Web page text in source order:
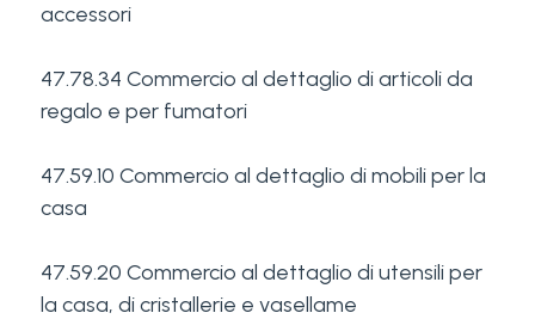
accessori
47.78.34 Commercio al dettaglio di articoli da
regalo e per fumatori
47.59.10 Commercio al dettaglio di mobili per la
casa
47.59.20 Commercio al dettaglio di utensili per
la casa, di cristallerie e vasellame